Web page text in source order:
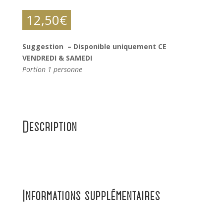
12,50€
Suggestion – Disponible uniquement CE
VENDREDI & SAMEDI
Portion 1 personne
Description
Informations supplémentaires